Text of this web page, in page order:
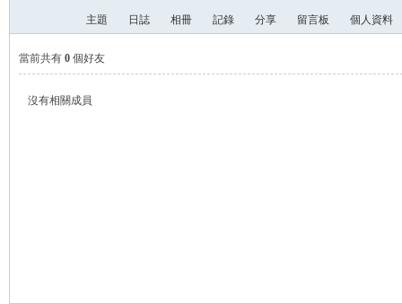
主題 日誌 相冊 記錄 分享 留言板 個人資料
當前共有 0 個好友
沒有相關成員